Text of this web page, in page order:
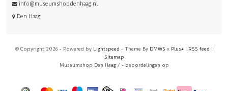
info@museumshopdenhaag.nl
Den Haag
© Copyright 2026 - Powered by Lightspeed - Theme By DMWS x Plus+ | RSS feed |
Sitemap
Museumshop Den Haag / - beoordelingen op